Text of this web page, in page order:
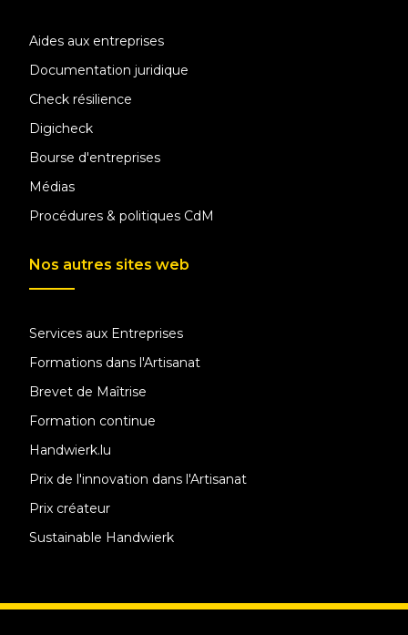
Aides aux entreprises
Documentation juridique
Check résilience
Digicheck
Bourse d'entreprises
Médias
Procédures & politiques CdM
Nos autres sites web
Services aux Entreprises
Formations dans l'Artisanat
Brevet de Maîtrise
Formation continue
Handwierk.lu
Prix de l'innovation dans l'Artisanat
Prix créateur
Sustainable Handwierk